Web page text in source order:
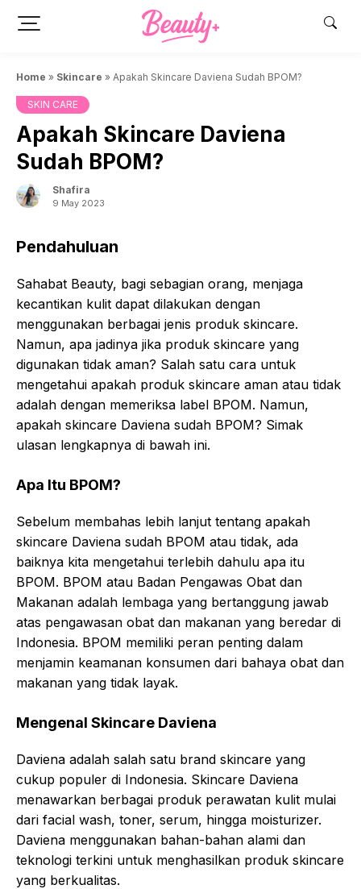
Home » Skincare » Apakah Skincare Daviena Sudah BPOM?
SKIN CARE
Apakah Skincare Daviena
Sudah BPOM?
Shafira
9 May 2023
Pendahuluan
Sahabat Beauty, bagi sebagian orang, menjaga
kecantikan kulit dapat dilakukan dengan
menggunakan berbagai jenis produk skincare.
Namun, apa jadinya jika produk skincare yang
digunakan tidak aman? Salah satu cara untuk
mengetahui apakah produk skincare aman atau tidak
adalah dengan memeriksa label BPOM. Namun,
apakah skincare Daviena sudah BPOM? Simak
ulasan lengkapnya di bawah ini.
Apa Itu BPOM?
Sebelum membahas lebih lanjut tentang apakah
skincare Daviena sudah BPOM atau tidak, ada
baiknya kita mengetahui terlebih dahulu apa itu
BPOM. BPOM atau Badan Pengawas Obat dan
Makanan adalah lembaga yang bertanggung jawab
atas pengawasan obat dan makanan yang beredar di
Indonesia. BPOM memiliki peran penting dalam
menjamin keamanan konsumen dari bahaya obat dan
makanan yang tidak layak.
Mengenal Skincare Daviena
Daviena adalah salah satu brand skincare yang
cukup populer di Indonesia. Skincare Daviena
menawarkan berbagai produk perawatan kulit mulai
dari facial wash, toner, serum, hingga moisturizer.
Daviena menggunakan bahan-bahan alami dan
teknologi terkini untuk menghasilkan produk skincare
yang berkualitas.